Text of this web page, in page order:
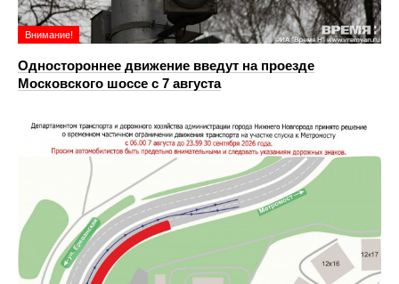
Внимание!
Одностороннее движение введут на проезде
Московского шоссе с 7 августа